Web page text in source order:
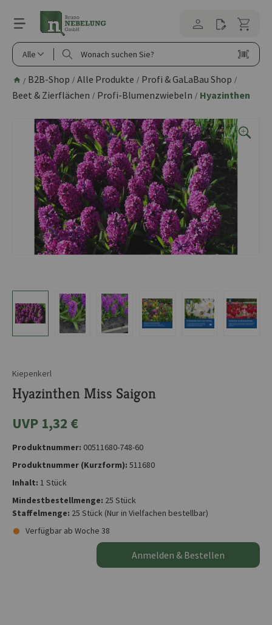
springen
Alle
/ B2B-Shop / Alle Produkte / Profi & GaLaBau Shop /
Beet & Zierflächen / Profi-Blumenzwiebeln / Hyazinthen
Kiepenkerl
Hyazinthen Miss Saigon
UVP 1,32 €
Produktnummer: 00511680-748-60
Produktnummer (Kurzform): 511680
Inhalt: 1 Stück
Mindestbestellmenge: 25 Stück
Staffelmenge: 25 Stück (Nur in Vielfachen bestellbar)
Verfügbar ab Woche 38
Anmelden & Bestellen